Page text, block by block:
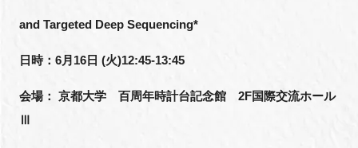
and Targeted Deep Sequencing*
日時：6月16日 (火)12:45-13:45
会場： 京都大学 百周年時計台記念館 2F国際交流ホール
Ⅲ